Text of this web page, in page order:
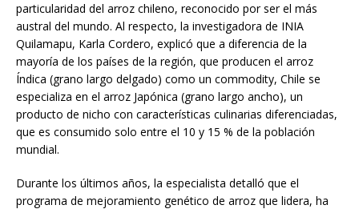
particularidad del arroz chileno, reconocido por ser el más
austral del mundo. Al respecto, la investigadora de INIA
Quilamapu, Karla Cordero, explicó que a diferencia de la
mayoría de los países de la región, que producen el arroz
Índica (grano largo delgado) como un commodity, Chile se
especializa en el arroz Japónica (grano largo ancho), un
producto de nicho con características culinarias diferenciadas,
que es consumido solo entre el 10 y 15 % de la población
mundial.
Durante los últimos años, la especialista detalló que el
programa de mejoramiento genético de arroz que lidera, ha